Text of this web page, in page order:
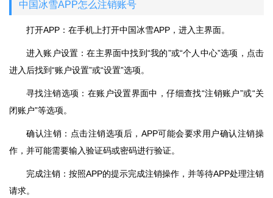
中国冰雪APP怎么注销账号
打开APP：在手机上打开中国冰雪APP，进入主界面。
进入账户设置：在主界面中找到“我的”或“个人中心”选项，点击
进入后找到“账户设置”或“设置”选项。
寻找注销选项：在账户设置界面中，仔细查找“注销账户”或“关
闭账户”等选项。
确认注销：点击注销选项后，APP可能会要求用户确认注销操
作，并可能需要输入验证码或密码进行验证。
完成注销：按照APP的提示完成注销操作，并等待APP处理注销
请求。